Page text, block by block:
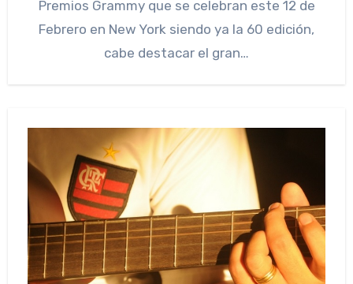
Premios Grammy que se celebran este 12 de
Febrero en New York siendo ya la 60 edición,
cabe destacar el gran…